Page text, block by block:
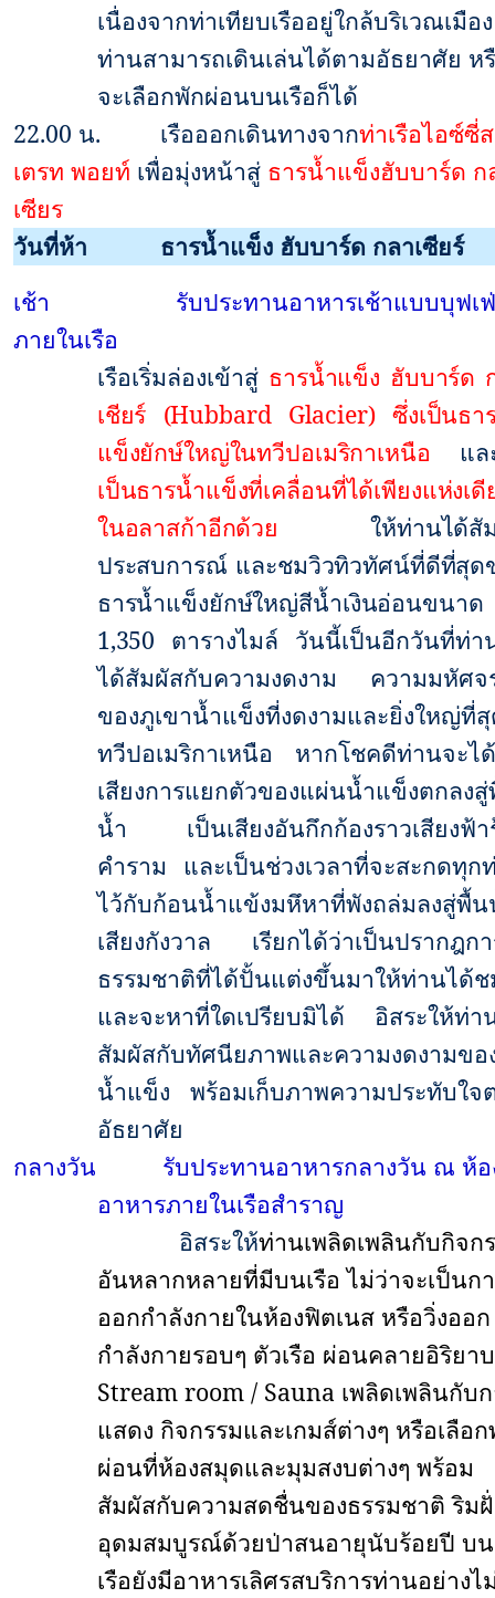
เนื่องจากท่าเทียบเรืออยู่ใกล้บริเวณเมือง
ท่านสามารถเดินเล่นได้ตามอัธยาศัย ห
จะเลือกพักผ่อนบนเรือก็ได้
22.00 น. เรือออกเดินทางจากท่าเรือไอซ์ซี่ส
เตรท พอยท์ เพื่อมุ่งหน้าสู่ ธารน้ำแข็งฮับบาร์ด ก
เซียร
วันที่ห้า
ธารน้ำแข็ง ฮับบาร์ด กลาเซียร์
เช้า
รับประทานอาหารเช้าแบบบุฟเ
ภายในเรือ
เรือเริ่มล่องเข้าสู่ ธารน้ำแข็ง ฮับบาร์ด
เชียร์ (Hubbard Glacier) ซึ่งเป็นธา
แข็งยักษ์ใหญ่ในทวีปอเมริกาเหนือ แล
เป็นธารน้ำแข็งที่เคลื่อนที่ได้เพียงแห่งเดี
ในอลาสก้าอีกด้วย ให้ท่านได้สัม
ประสบการณ์ และชมวิวทิวทัศน์ที่ดีที่สุด
ธารน้ำแข็งยักษ์ใหญ่สีน้ำเงินอ่อนขนาด
1,350 ตารางไมล์ วันนี้เป็นอีกวันที่ท่า
ได้สัมผัสกับความงดงาม ความมหัศจ
ของภูเขาน้ำแข็งที่งดงามและยิ่งใหญ่ที่
ทวีปอเมริกาเหนือ หากโชคดีท่านจะไ
เสียงการแยกตัวของแผ่นน้ำแข็งตกลง
น้ำ เป็นเสียงอันกึกก้องราวเสียงฟ้า
คำราม และเป็นช่วงเวลาที่จะสะกดทุก
ไว้กับก้อนน้ำแข้งมหึหาที่พังถล่มลงสู่พื้น
เสียงกังวาล เรียกได้ว่าเป็นปรากฎก
ธรรมชาติที่ได้ปั้นแต่งขึ้นมาให้ท่านได้
และจะหาที่ใดเปรียบมิได้ อิสระให้ท่า
สัมผัสกับทัศนียภาพและความงดงามขอ
น้ำแข็ง พร้อมเก็บภาพความประทับใจ
อัธยาศัย
กลางวัน
รับประทานอาหารกลางวัน ณ ห้อ
อาหารภายในเรือสำราญ
อิสระให้ท่านเพลิดเพลินกับกิจก
อันหลากหลายที่มีบนเรือ ไม่ว่าจะเป็นก
ออกกำลังกายในห้องฟิตเนส หรือวิ่งออก
กำลังกายรอบๆ ตัวเรือ ผ่อนคลายอิริยา
Stream room / Sauna เพลิดเพลินกับ
แสดง กิจกรรมและเกมส์ต่างๆ หรือเลือ
ผ่อนที่ห้องสมุดและมุมสงบต่างๆ พร้อม
สัมผัสกับความสดชื่นของธรรมชาติ ริม
อุดมสมบูรณ์ด้วยป่าสนอายุนับร้อยปี บน
เรือยังมีอาหารเลิศรสบริการท่านอย่างไ